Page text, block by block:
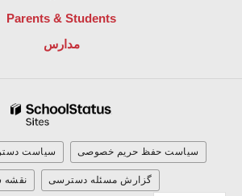
Parents & Students
مدارس
سیاست سیاست حفظ حریم خصوصی
نقشه گزارش مسئله دسترسی